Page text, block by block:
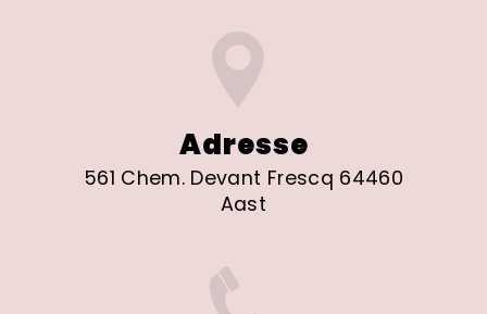
Adresse
561 Chem. Devant Frescq 64460
Aast